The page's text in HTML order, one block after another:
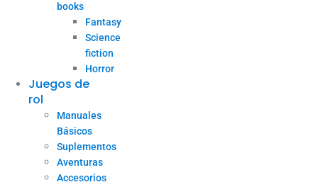
books
Fantasy
Science
fiction
Horror
Juegos de
rol
Manuales
Básicos
Suplementos
Aventuras
Accesorios